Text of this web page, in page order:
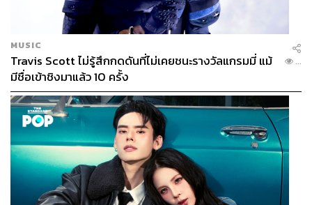
MUSIC
Travis Scott ไม่รู้สึกกดดันที่ไม่เคยชนะรางวัลแกรมมี่ แม้
มีชื่อเข้าชิงมาแล้ว 10 ครั้ง
...